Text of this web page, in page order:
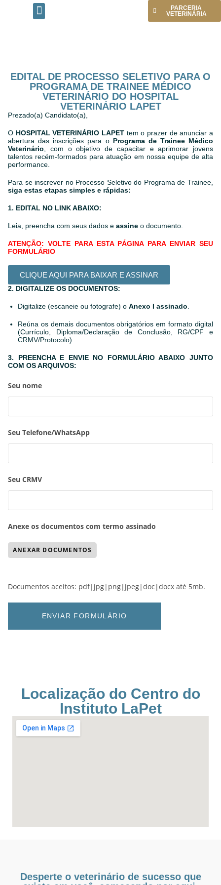
PARCERIA
VETERINÁRIA
Seu nome
Seu Telefone/WhatsApp
Seu CRMV
Anexe os documentos com termo assinado
Documentos aceitos: pdf|jpg|png|jpeg|doc|docx até 5mb.
2. DIGITALIZE OS DOCUMENTOS:
Digitalize (escaneie ou fotografe) o Anexo I assinado
Reúna os demais documentos obrigatórios em formato digital
(Currículo, Diploma/Declaração de Conclusão, RG/CPF e
CRMV/Protocolo).
3. PREENCHA E ENVIE NO FORMULÁRIO ABAIXO JUNTO
COM OS ARQUIVOS:
CLIQUE AQUI PARA BAIXAR E ASSINAR
Prezado(a) Candidato(a),
O HOSPITAL VETERINÁRIO LAPET tem o prazer de anunciar a
abertura das inscrições para o Programa de Trainee Médico
Veterinário , com o objetivo de capacitar e aprimorar jovens
talentos recém-formados para atuação em nossa equipe de alta
performance.
Para se inscrever no Processo Seletivo do Programa de Trainee,
siga estas etapas simples e rápidas:
1. EDITAL NO LINK ABAIXO:
Leia, preencha com seus dados e assine o documento.
ATENÇÃO: VOLTE PARA ESTA PÁGINA PARA ENVIAR SEU
FORMULÁRIO
EDITAL DE PROCESSO SELETIVO PARA O
PROGRAMA DE TRAINEE MÉDICO
VETERINÁRIO DO HOSPITAL
VETERINÁRIO LAPET
Localização do Centro do
Instituto LaPet
Desperte o veterinário de sucesso que